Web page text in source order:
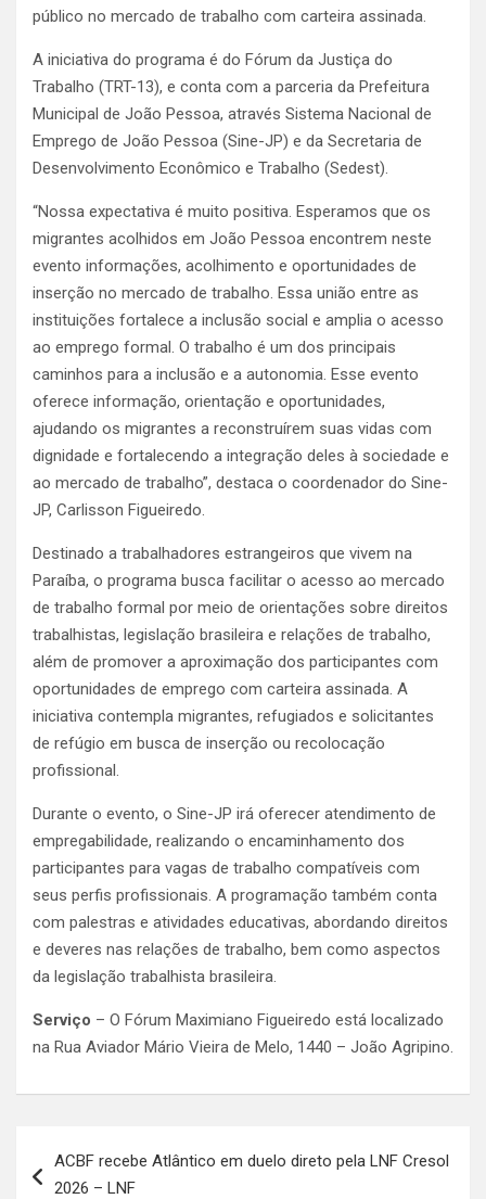
público no mercado de trabalho com carteira assinada.
A iniciativa do programa é do Fórum da Justiça do
Trabalho (TRT-13), e conta com a parceria da Prefeitura
Municipal de João Pessoa, através Sistema Nacional de
Emprego de João Pessoa (Sine-JP) e da Secretaria de
Desenvolvimento Econômico e Trabalho (Sedest).
“Nossa expectativa é muito positiva. Esperamos que os
migrantes acolhidos em João Pessoa encontrem neste
evento informações, acolhimento e oportunidades de
inserção no mercado de trabalho. Essa união entre as
instituições fortalece a inclusão social e amplia o acesso
ao emprego formal. O trabalho é um dos principais
caminhos para a inclusão e a autonomia. Esse evento
oferece informação, orientação e oportunidades,
ajudando os migrantes a reconstruírem suas vidas com
dignidade e fortalecendo a integração deles à sociedade e
ao mercado de trabalho”, destaca o coordenador do Sine-
JP, Carlisson Figueiredo.
Destinado a trabalhadores estrangeiros que vivem na
Paraíba, o programa busca facilitar o acesso ao mercado
de trabalho formal por meio de orientações sobre direitos
trabalhistas, legislação brasileira e relações de trabalho,
além de promover a aproximação dos participantes com
oportunidades de emprego com carteira assinada. A
iniciativa contempla migrantes, refugiados e solicitantes
de refúgio em busca de inserção ou recolocação
profissional.
Durante o evento, o Sine-JP irá oferecer atendimento de
empregabilidade, realizando o encaminhamento dos
participantes para vagas de trabalho compatíveis com
seus perfis profissionais. A programação também conta
com palestras e atividades educativas, abordando direitos
e deveres nas relações de trabalho, bem como aspectos
da legislação trabalhista brasileira.
Serviço – O Fórum Maximiano Figueiredo está localizado
na Rua Aviador Mário Vieira de Melo, 1440 – João Agripino.
de
ACBF recebe Atlântico em duelo direto pela LNF Cresol
2026 – LNF